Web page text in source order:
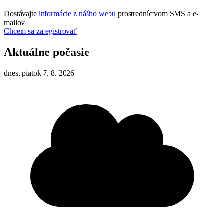
Dostávajte informácie z nášho webu prostredníctvom SMS a e-
mailov
Chcem sa zaregistrovať
Aktuálne počasie
dnes, piatok 7. 8. 2026